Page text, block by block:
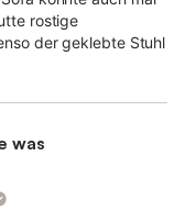
berechnet.
Informationen
des
rostige
der geklebte Stuhl
was